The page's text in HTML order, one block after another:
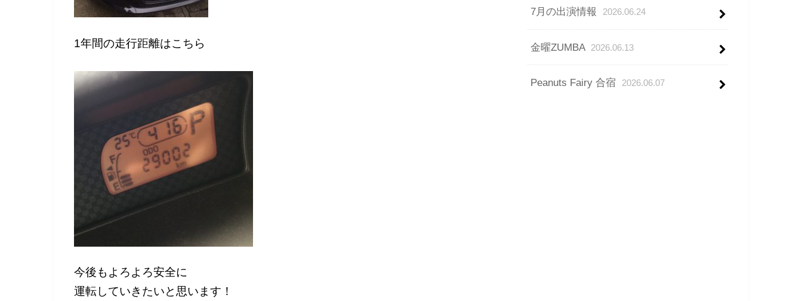
1年間の走行距離はこちら
今後もよろよろ安全に
運転していきたいと思います！
7月の出演情報 2026.06.24
金曜ZUMBA 2026.06.13
Peanuts Fairy 合宿 2026.06.07